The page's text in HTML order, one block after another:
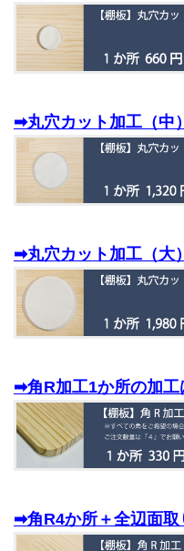
➡丸穴カット加工（中
➡丸穴カット加工（大
➡角R加工1か所の加工
➡角R4か所＋全辺面取